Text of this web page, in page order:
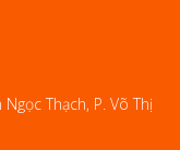
Thạch, P. Võ Thị